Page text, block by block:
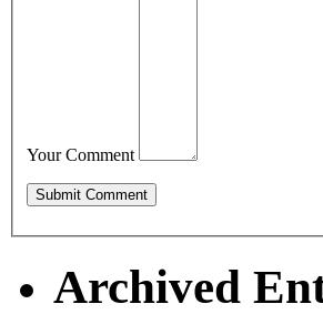
Your Comment
Archived